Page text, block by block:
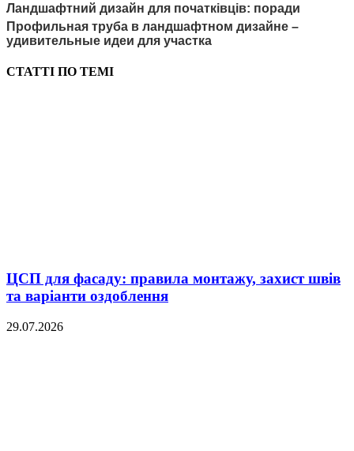
Ландшафтний дизайн для початківців: поради
Профильная труба в ландшафтном дизайне –
удивительные идеи для участка
СТАТТІ ПО ТЕМІ
ЦСП для фасаду: правила монтажу, захист швів
та варіанти оздоблення
29.07.2026